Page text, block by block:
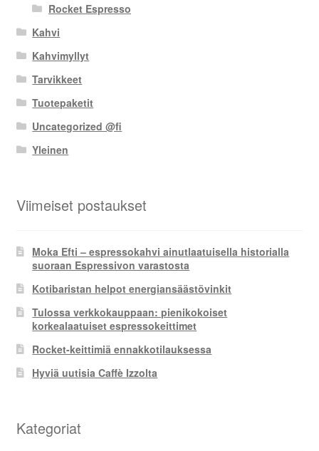
Rocket Espresso
Kahvi
Kahvimyllyt
Tarvikkeet
Tuotepaketit
Uncategorized @fi
Yleinen
Viimeiset postaukset
Moka Efti – espressokahvi ainutlaatuisella historialla
suoraan Espressivon varastosta
Kotibaristan helpot energiansäästövinkit
Tulossa verkkokauppaan: pienikokoiset
korkealaatuiset espressokeittimet
Rocket-keittimiä ennakkotilauksessa
Hyviä uutisia Caffè Izzolta
Kategoriat